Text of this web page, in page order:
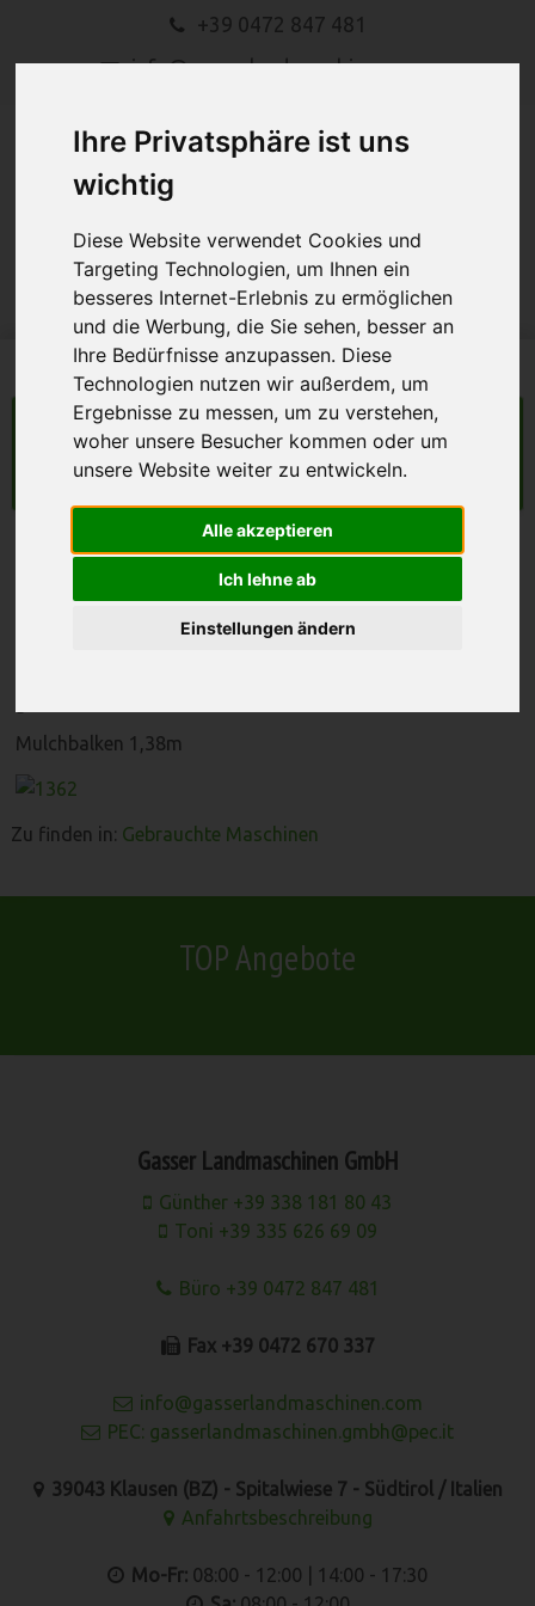
Ihre Privatsphäre ist uns
wichtig
Diese Website verwendet Cookies und
Targeting Technologien, um Ihnen ein
besseres Internet-Erlebnis zu ermöglichen
und die Werbung, die Sie sehen, besser an
Ihre Bedürfnisse anzupassen. Diese
Technologien nutzen wir außerdem, um
Ergebnisse zu messen, um zu verstehen,
woher unsere Besucher kommen oder um
unsere Website weiter zu entwickeln.
Alle akzeptieren
Ich lehne ab
Einstellungen ändern
+39 0472 847 481
info@gasserlandmaschinen.com
MENU
LANDMASCHINEN
Suche
Bertoloini
Mulchbalken 1,38m
Zu finden in: Gebrauchte Maschinen
TOP Angebote
Gasser Landmaschinen GmbH
Günther +39 338 181 80 43
Toni +39 335 626 69 09
Büro +39 0472 847 481
Fax +39 0472 670 337
info@gasserlandmaschinen.com
PEC: gasserlandmaschinen.gmbh@pec.it
39043 Klausen (BZ) - Spitalwiese 7 - Südtirol / Italien
Anfahrtsbeschreibung
Mo-Fr: 08:00 - 12:00 | 14:00 - 17:30